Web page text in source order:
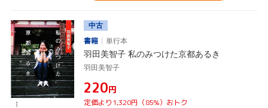
中古
書籍
単行本
羽田美智子 私のみつけた京都あるき
羽田美智子
¥220円
定価より1,320円（85%）おトク